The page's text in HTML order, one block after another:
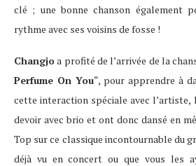
clé ; une bonne chanson également
rythme avec ses voisins de fosse !
Changjoa profité de l’arrivée de la
Perfume On You“, pour apprendre à
cette interaction spéciale avec
devoir avec brio et ont donc dansé en
Top sur ce classique incontournable du
déjà vu en concert ou que vous les